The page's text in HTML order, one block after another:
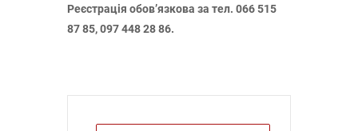
Реєстрація обов’язкова за тел. 066 515
87 85, 097 448 28 86.